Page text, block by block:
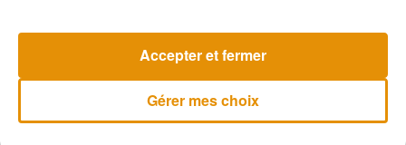
Musique
Gérer mes choix
Accepter et fermer